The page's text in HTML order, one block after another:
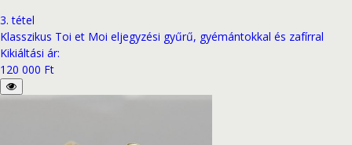
3. tétel
Klasszikus Toi et Moi eljegyzési gyűrű, gyémántokkal és zafírral
Kikiáltási ár:
120 000 Ft